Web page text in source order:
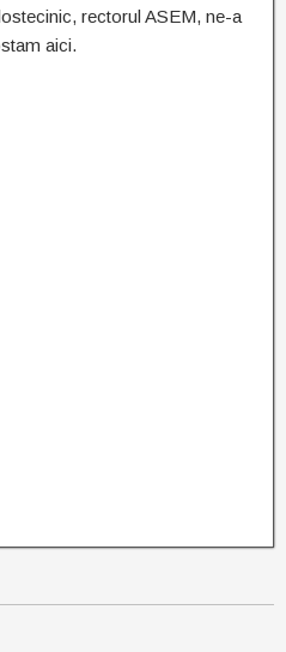
rectorul ASEM, ne-a
aici.